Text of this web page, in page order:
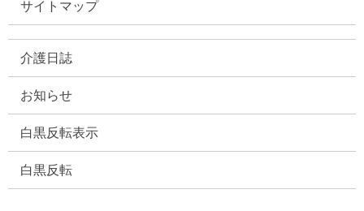
サイトマップ
介護日誌
お知らせ
白黒反転表示
白黒反転